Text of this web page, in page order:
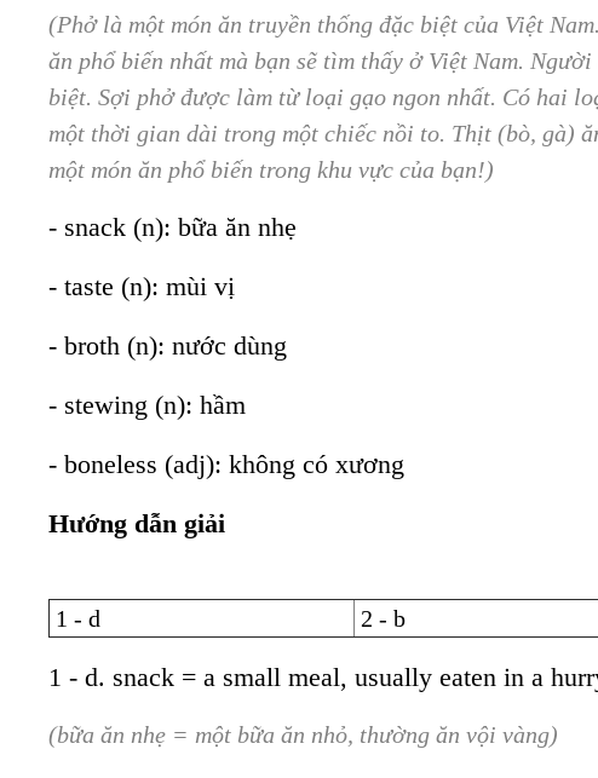
(Phở là một món ăn truyền thống đặc biệt của Việt
ăn phổ biến nhất mà bạn sẽ tìm thấy ở Việt Nam.
biệt. Sợi phở được làm từ loại gạo ngon nhất. Có hai
một thời gian dài trong một chiếc nồi to. Thịt (bò, gà)
một món ăn phổ biến trong khu vực của bạn!)
- snack (n): bữa ăn nhẹ
- taste (n): mùi vị
- broth (n): nước dùng
- stewing (n): hầm
- boneless (adj): không có xương
Hướng dẫn giải
1 - d 2 - b
1 - d. snack = a small meal, usually eaten in a
(bữa ăn nhẹ = một bữa ăn nhỏ, thường ăn vội vàng)